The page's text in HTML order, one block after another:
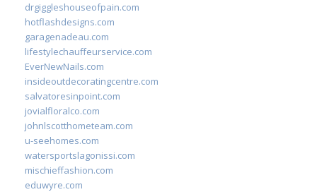
drgiggleshouseofpain.com
hotflashdesigns.com
garagenadeau.com
lifestylechauffeurservice.com
EverNewNails.com
insideoutdecoratingcentre.com
salvatoresinpoint.com
jovialfloralco.com
johnlscotthometeam.com
u-seehomes.com
watersportslagonissi.com
mischieffashion.com
eduwyre.com